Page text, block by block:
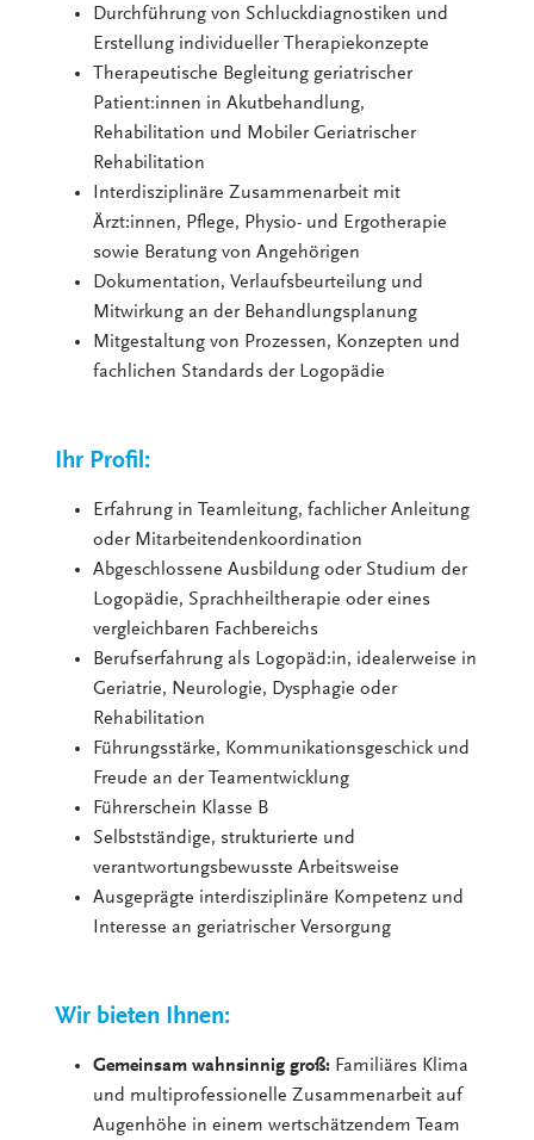
Durchführung von Schluckdiagnostiken und
Erstellung individueller Therapiekonzepte
Therapeutische Begleitung geriatrischer
Patient:innen in Akutbehandlung,
Rehabilitation und Mobiler Geriatrischer
Rehabilitation
Interdisziplinäre Zusammenarbeit mit
Ärzt:innen, Pflege, Physio- und Ergotherapie
sowie Beratung von Angehörigen
Dokumentation, Verlaufsbeurteilung und
Mitwirkung an der Behandlungsplanung
Mitgestaltung von Prozessen, Konzepten und
fachlichen Standards der Logopädie
Ihr Profil:
Erfahrung in Teamleitung, fachlicher Anleitung
oder Mitarbeitendenkoordination
Abgeschlossene Ausbildung oder Studium der
Logopädie, Sprachheiltherapie oder eines
vergleichbaren Fachbereichs
Berufserfahrung als Logopäd:in, idealerweise in
Geriatrie, Neurologie, Dysphagie oder
Rehabilitation
Führungsstärke, Kommunikationsgeschick und
Freude an der Teamentwicklung
Führerschein Klasse B
Selbstständige, strukturierte und
verantwortungsbewusste Arbeitsweise
Ausgeprägte interdisziplinäre Kompetenz und
Interesse an geriatrischer Versorgung
Wir bieten Ihnen:
Gemeinsam wahnsinnig groß: Familiäres Klima
und multiprofessionelle Zusammenarbeit auf
Augenhöhe in einem wertschätzendem Team